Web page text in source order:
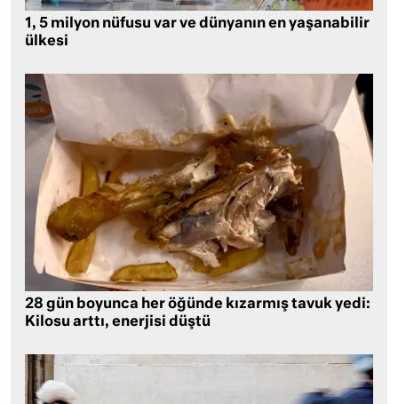
1, 5 milyon nüfusu var ve dünyanın en yaşanabilir
ülkesi
28 gün boyunca her öğünde kızarmış tavuk yedi:
Kilosu arttı, enerjisi düştü